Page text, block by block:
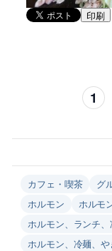
印刷
1
カフェ・喫茶 グ
ホルモン
ホルモ
ホルモン、ランチ
ホルモン、冷麺、